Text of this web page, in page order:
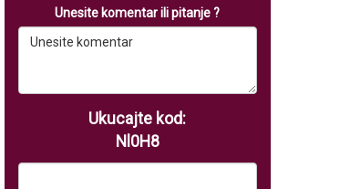
Unesite komentar ili pitanje ?
Ukucajte kod:
Nl0H8